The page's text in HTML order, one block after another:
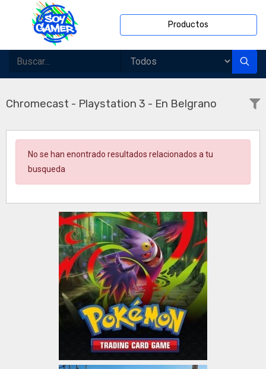
Productos
Chromecast - Playstation 3 - En Belgrano
No se han enontrado resultados relacionados a tu
busqueda